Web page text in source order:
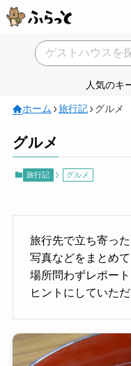
人気のキ
ホーム 旅行記 グルメ
グルメ
旅行記 グルメ
旅行先で立ち寄っ
写真などをまとめ
場所問わずレポー
ヒントにしていた